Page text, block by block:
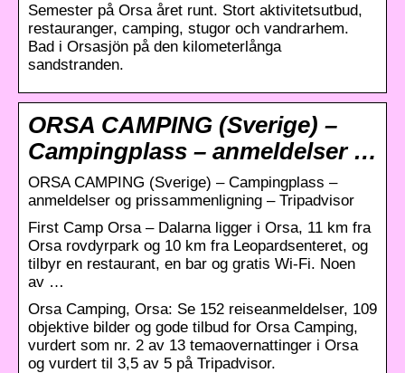
Semester på Orsa året runt. Stort aktivitetsutbud,
restauranger, camping, stugor och vandrarhem.
Bad i Orsasjön på den kilometerlånga
sandstranden.
ORSA CAMPING (Sverige) –
Campingplass – anmeldelser …
ORSA CAMPING (Sverige) – Campingplass –
anmeldelser og prissammenligning – Tripadvisor
First Camp Orsa – Dalarna ligger i Orsa, 11 km fra
Orsa rovdyrpark og 10 km fra Leopardsenteret, og
tilbyr en restaurant, en bar og gratis Wi-Fi. Noen
av …
Orsa Camping, Orsa: Se 152 reiseanmeldelser, 109
objektive bilder og gode tilbud for Orsa Camping,
vurdert som nr. 2 av 13 temaovernattinger i Orsa
og vurdert til 3,5 av 5 på Tripadvisor.